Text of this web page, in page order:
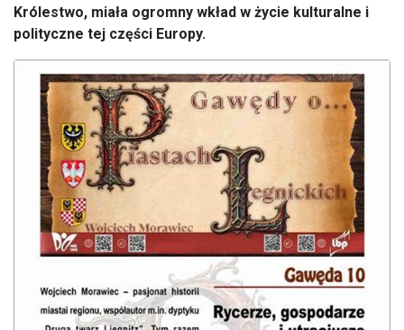
Królestwo, miała ogromny wkład w życie kulturalne i
polityczne tej części Europy.